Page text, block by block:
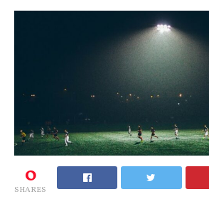
0
SHARES